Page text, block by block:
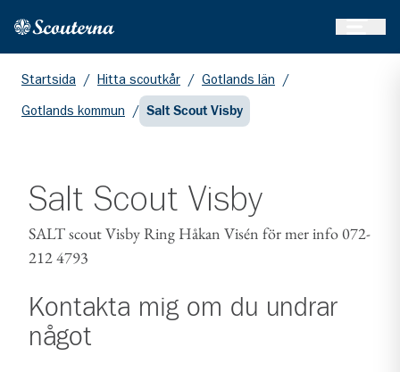
Hem
Startsida / Hitta scoutkår / Gotlands län /
Gotlands kommun / Salt Scout Visby
Salt Scout Visby
SALT scout Visby Ring Håkan Visén för mer info 072-
212 4793
Kontakta mig om du undrar
något